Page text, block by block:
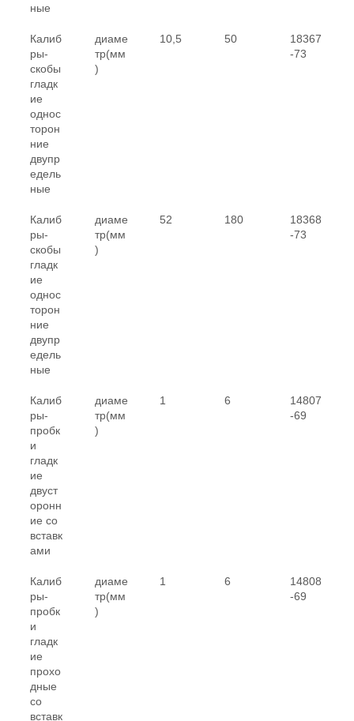
ные
Калиб
ры-
скобы
гладк
ие
однос
торон
ние
двупр
едель
ные
диаме
тр(мм
)
10,5 50
18367
-73
Калиб
ры-
скобы
гладк
ие
однос
торон
ние
двупр
едель
ные
диаме
тр(мм
)
52 180
18368
-73
Калиб
ры-
пробк
и
гладк
ие
двуст
оронн
ие со
вставк
ами
диаме
тр(мм
)
1 6
14807
-69
Калиб
ры-
пробк
и
гладк
ие
прохо
дные
со
вставк
диаме
тр(мм
)
1 6
14808
-69